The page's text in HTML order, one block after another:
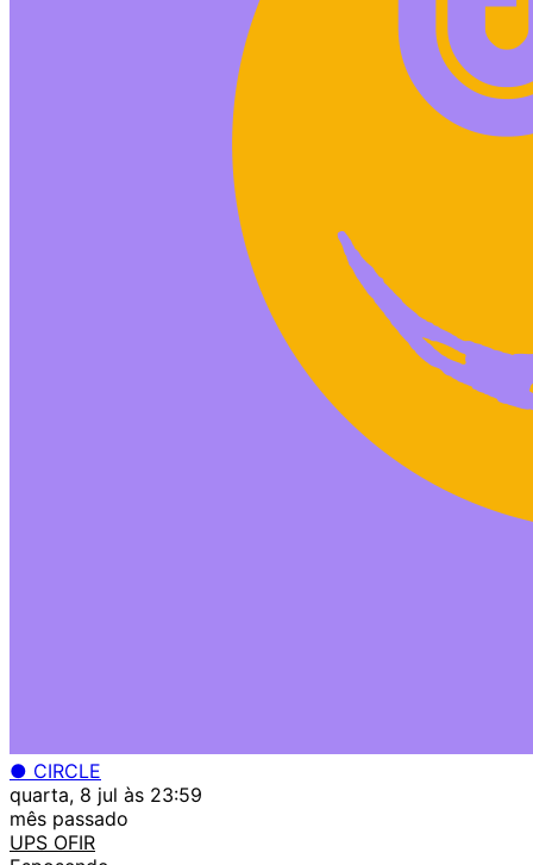
● CIRCLE
quarta, 8 jul às 23:59
mês passado
UPS OFIR